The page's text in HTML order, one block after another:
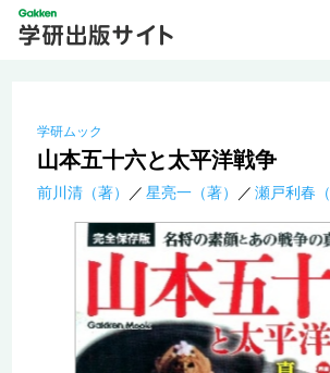
学研ムック
山本五十六と太平洋戦争
前川清（著） 星亮一（著） 瀬戸利春（